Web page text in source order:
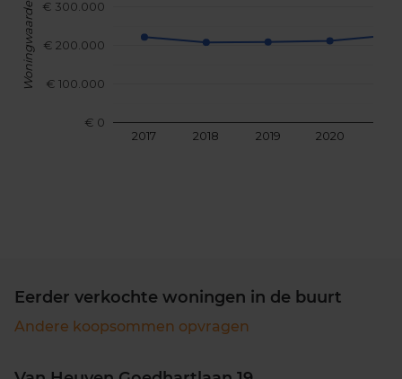
2017 2018 2019 2020
€ 0
€ 100.000
€ 200.000
€ 300.000
Woningwaarde
Eerder verkochte woningen in de buurt
Andere koopsommen opvragen